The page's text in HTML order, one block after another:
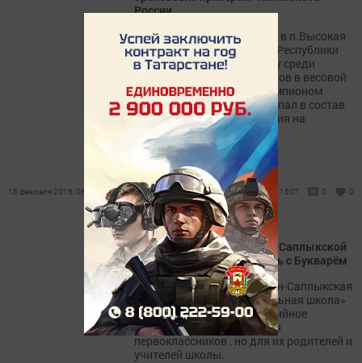
России
В ноябре месяце 2015 года в п.Высокая
Гора проходил чемпионат Республики
Татарстан по армрестлингу среди
инвалидов. Петр Мускатинов в весовой
категории до 60 кг стал чемпионом
Республики Татарстан и попал в состав
сборной РТ для выступления на
чемпионате России.
16 февраля 2016, 06:16 1507 0 0
Первоклассники Алешкин-Саплыкской
средней школы простились с Букварём
В эти дни в МБОУ «Алешкин-Саплыкская
средняя общеобразовательная школа»
было организовано событийное
мероприятие не только для
первоклассников , но для их родителей и
учителей школы.